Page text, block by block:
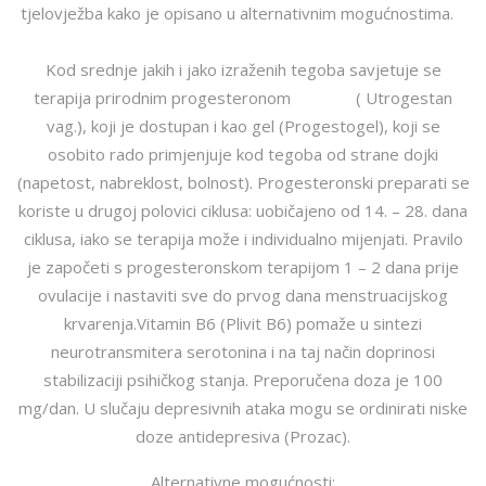
tjelovježba kako je opisano u alternativnim mogućnostima.
Kod srednje jakih i jako izraženih tegoba savjetuje se
terapija prirodnim progesteronom ( Utrogestan
vag.), koji je dostupan i kao gel (Progestogel), koji se
osobito rado primjenjuje kod tegoba od strane dojki
(napetost, nabreklost, bolnost). Progesteronski preparati se
koriste u drugoj polovici ciklusa: uobičajeno od 14. – 28. dana
ciklusa, iako se terapija može i individualno mijenjati. Pravilo
je započeti s progesteronskom terapijom 1 – 2 dana prije
ovulacije i nastaviti sve do prvog dana menstruacijskog
krvarenja.Vitamin B6 (Plivit B6) pomaže u sintezi
neurotransmitera serotonina i na taj način doprinosi
stabilizaciji psihičkog stanja. Preporučena doza je 100
mg/dan. U slučaju depresivnih ataka mogu se ordinirati niske
doze antidepresiva (Prozac).
Alternativne mogućnosti: